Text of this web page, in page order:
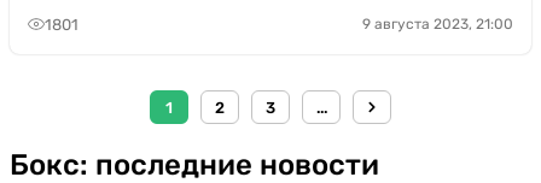
1801 9 августа 2023, 21:00
1 2 3 ...
Бокс: последние новости